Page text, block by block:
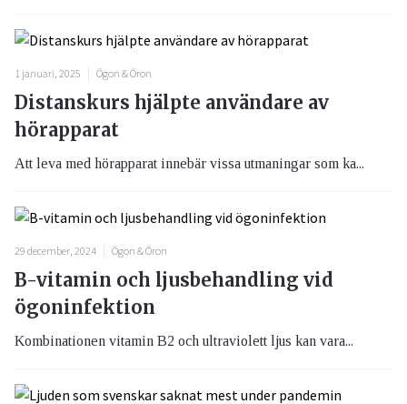
1 januari, 2025 Ögon & Öron
Distanskurs hjälpte användare av
hörapparat
Att leva med hörapparat innebär vissa utmaningar som ka...
29 december, 2024 Ögon & Öron
B-vitamin och ljusbehandling vid
ögoninfektion
Kombinationen vitamin B2 och ultraviolett ljus kan vara...